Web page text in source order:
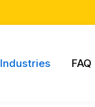
Industries FAQ